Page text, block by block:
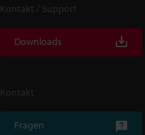
Kontakt / Support
Downloads
Kontakt
Fragen